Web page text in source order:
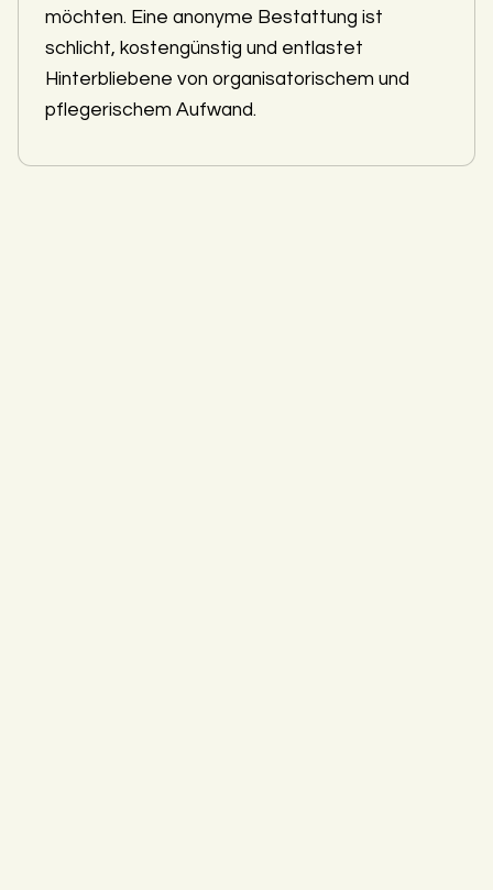
möchten. Eine anonyme Bestattung ist
schlicht, kostengünstig und entlastet
Hinterbliebene von organisatorischem und
pflegerischem Aufwand.